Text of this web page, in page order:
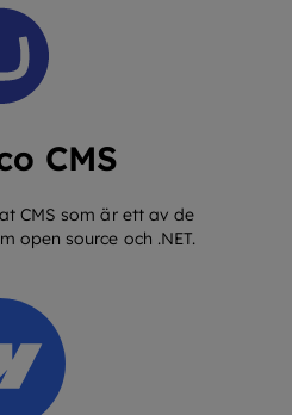
CMS
CMS som är ett av de
open source och .NET.